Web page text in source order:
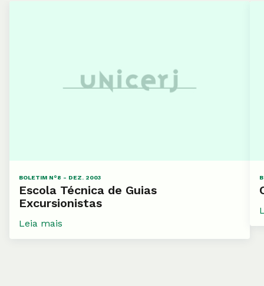
BOLETIM N°8 - DEZ. 2003
Escola Técnica de Guias
Excursionistas
Leia mais